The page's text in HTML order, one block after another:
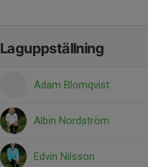
Laguppställning
Adam Blomqvist
Albin Nordström
Edvin Nilsson